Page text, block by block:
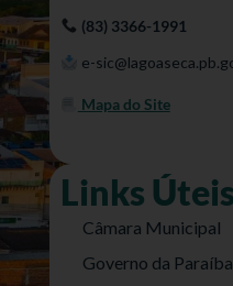
(83) 3366-1991
e-
Mapa do Site
Links Úteis
Câmara Municipal
Governo da Paraíba